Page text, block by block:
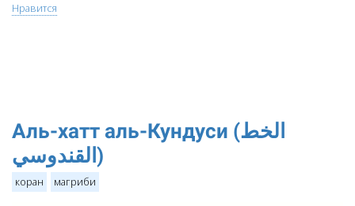
Нравится
Аль-хатт аль-Кундуси (الخط
القندوسي)
коран магриби